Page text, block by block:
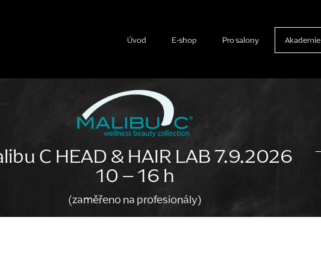
Úvod E-shop Pro salony Akademie
C HEAD & HAIR LAB 7.9.2026
10 – 16 h
(zaměřeno na profesionály)